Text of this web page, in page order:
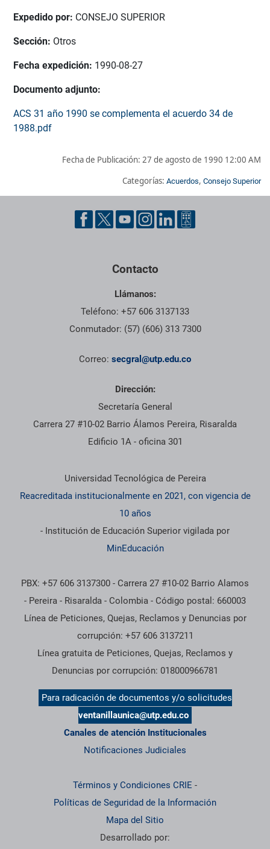
Expedido por: CONSEJO SUPERIOR
Sección: Otros
Fecha expedición: 1990-08-27
Documento adjunto:
ACS 31 año 1990 se complementa el acuerdo 34 de
1988.pdf
Fecha de Publicación: 27 de agosto de 1990 12:00 AM
Categorías: Acuerdos, Consejo Superior
Pie de página con información de contacto, redes sociales y
Contacto
Llámanos:
Teléfono: +57 606 3137133
Conmutador: (57) (606) 313 7300
Correo: secgral@utp.edu.co
Dirección:
Secretaría General
Carrera 27 #10-02 Barrio Álamos Pereira, Risaralda
Edificio 1A - oficina 301
Información institucional
Universidad Tecnológica de Pereira
Reacreditada institucionalmente en 2021, con vigencia de
10 años
- Institución de Educación Superior vigilada por
MinEducación
PBX: +57 606 3137300 - Carrera 27 #10-02 Barrio Alamos
- Pereira - Risaralda - Colombia - Código postal: 660003
Línea de Peticiones, Quejas, Reclamos y Denuncias por
corrupción: +57 606 3137211
Línea gratuita de Peticiones, Quejas, Reclamos y
Denuncias por corrupción: 018000966781
Para radicación de documentos y/o solicitudes
ventanillaunica@utp.edu.co
Canales de atención Institucionales
Notificaciones Judiciales
Términos y Condiciones CRIE -
Políticas de Seguridad de la Información
Mapa del Sitio
Desarrollado por: